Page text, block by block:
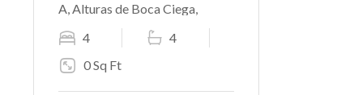
A, Alturas de Boca Ciega,
Guanabo, Habana del Este, La
Habana, 10900, Cuba
4
4
0 Sq Ft